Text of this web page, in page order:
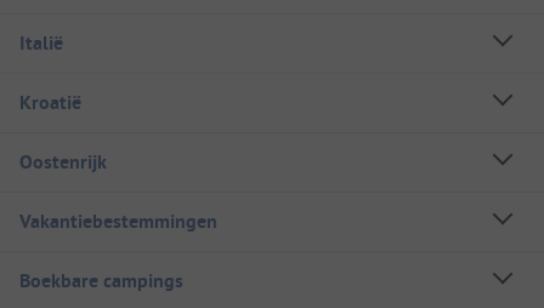
Italië
Kroatië
Oostenrijk
Vakantiebestemmingen
Boekbare campings